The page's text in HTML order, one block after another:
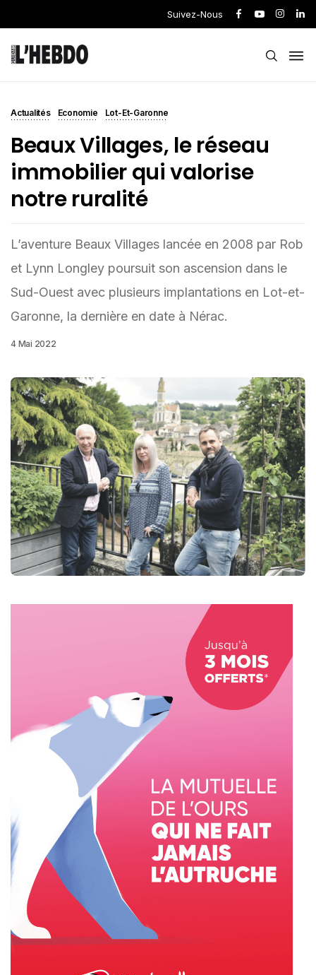
Suivez-Nous
Actualités Economie Lot-Et-Garonne
Beaux Villages, le réseau
immobilier qui valorise
notre ruralité
L’aventure Beaux Villages lancée en 2008 par Rob
et Lynn Longley poursuit son ascension dans le
Sud-Ouest avec plusieurs implantations en Lot-et-
Garonne, la dernière en date à Nérac.
4 Mai 2022